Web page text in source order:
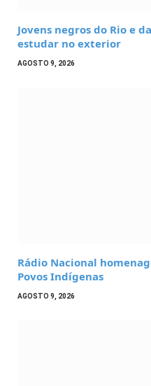
Jovens negros do Rio e
estudar no exterior
AGOSTO 9, 2026
Rádio Nacional
Povos Indígenas
AGOSTO 9, 2026